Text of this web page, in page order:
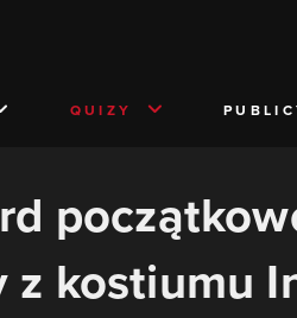
QUIZY
kostiumu